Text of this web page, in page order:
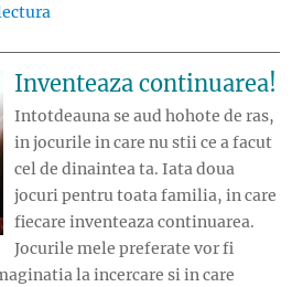
Inventeaza continuarea!
Intotdeauna se aud hohote de ras,
in jocurile in care nu stii ce a facut
cel de dinaintea ta. Iata doua
jocuri pentru toata familia, in care
fiecare inventeaza continuarea.
Jocurile mele preferate vor fi
la incercare si in care